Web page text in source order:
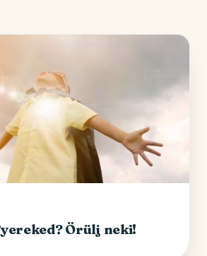
Örülj neki!